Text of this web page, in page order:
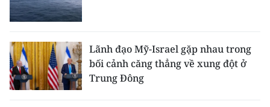
Lãnh đạo Mỹ-Israel gặp nhau trong
bối cảnh căng thẳng về xung đột ở
Trung Đông